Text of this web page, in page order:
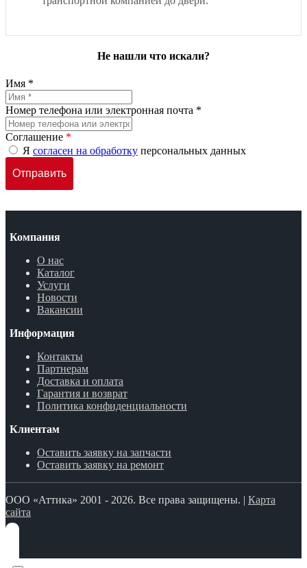
Не нашли что искали?
Имя *
Номер телефона или электронная почта *
Соглашение *
Я согласен на обработку персональных данных
Компания
О нас
Каталог
Услуги
Новости
Вакансии
Информация
Контакты
Партнерам
Доставка и оплата
Гарантия и возврат
Политика конфиденциальности
Клиентам
Оставить заявку на запчасти
Оставить заявку на ремонт
ООО «Аттика» 2001 - 2026. Все права защищены. | Карта
сайта